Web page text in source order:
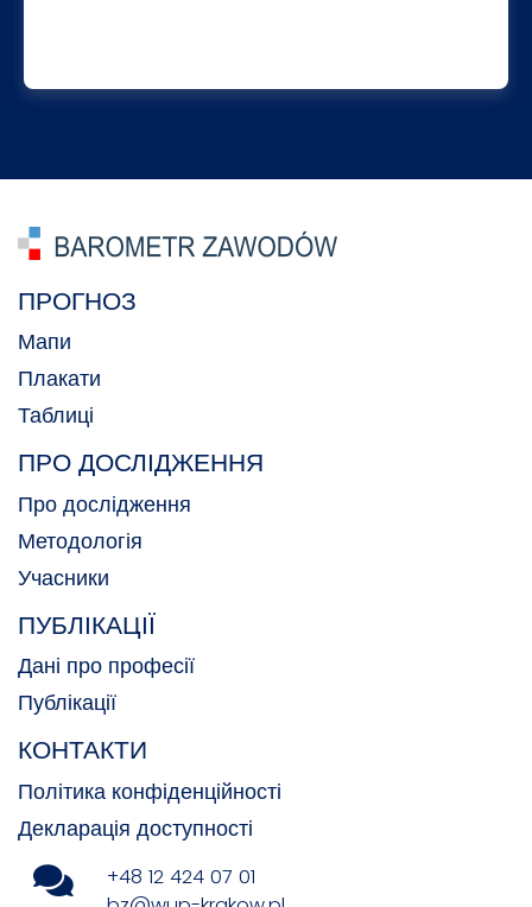
ПРОГНОЗ
Мапи
Плакати
Таблиці
ПРО ДОСЛІДЖЕННЯ
Про дослідження
Методологія
Учасники
ПУБЛІКАЦІЇ
Дані про професії
Публікації
КОНТАКТИ
Політика конфіденційності
Декларація доступності
+48 12 424 07 01